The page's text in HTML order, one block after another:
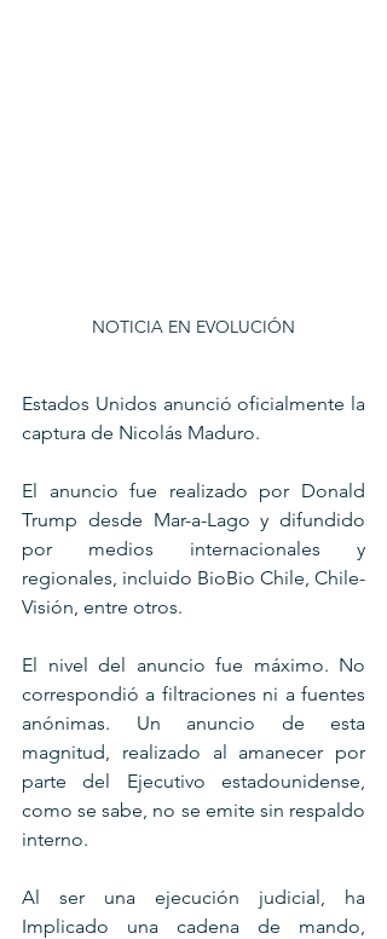
NOTICIA EN EVOLUCIÓN
Estados Unidos anunció oficialmente la
captura de Nicolás Maduro.
El anuncio fue realizado por Donald
Trump desde Mar-a-Lago y difundido
por medios internacionales y
regionales, incluido BioBio Chile, Chile-
Visión, entre otros.
El nivel del anuncio fue máximo. No
correspondió a filtraciones ni a fuentes
anónimas. Un anuncio de esta
magnitud, realizado al amanecer por
parte del Ejecutivo estadounidense,
como se sabe, no se emite sin respaldo
interno.
Al ser una ejecución judicial, ha
Implicado una cadena de mando,